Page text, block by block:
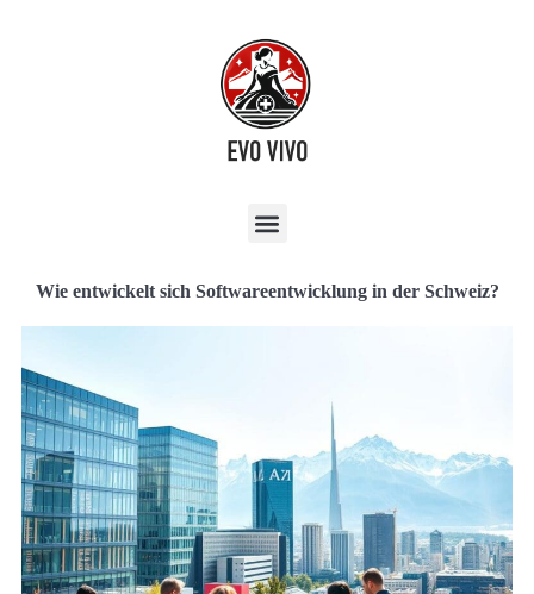
Wie entwickelt sich Softwareentwicklung in der Schweiz?